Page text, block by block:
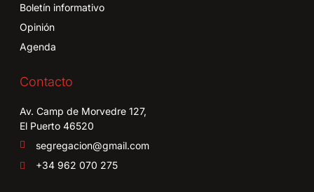
Boletín informativo
Opinión
Agenda
Contacto
Av. Camp de Morvedre 127,
El Puerto 46520
segregacion@gmail.com
+34 962 070 275